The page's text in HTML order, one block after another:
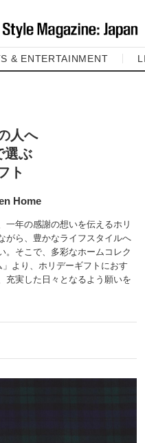
& ENTERTAINMENT
人へ
選ぶ
ト
Home
一年の感謝の想いを伝えるホリ
がら、豊かなライフスタイルへ
。そこで、多彩なホームコレク
より、ホリデーギフトにおす
充実した日々となるよう願いを